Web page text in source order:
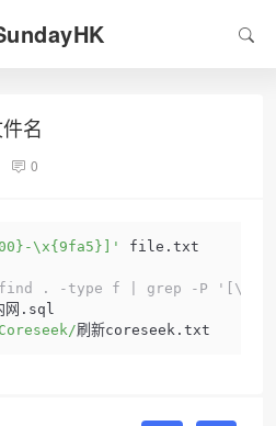
名
0
\x{9fa5}]' file.txt
. -type f | grep -P
网.sql
刷新coreseek.txt